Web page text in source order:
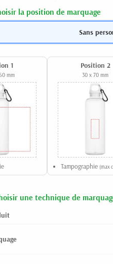
la position de marquage
Sans
1
mm
Position 2
30 x 70 mm
Tampographie (max
une technique de